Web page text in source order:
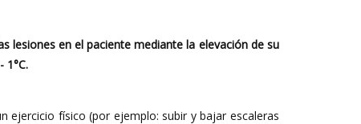
lesiones en el paciente mediante la elevación de su
1°C.
ejercicio físico (por ejemplo: subir y bajar escaleras